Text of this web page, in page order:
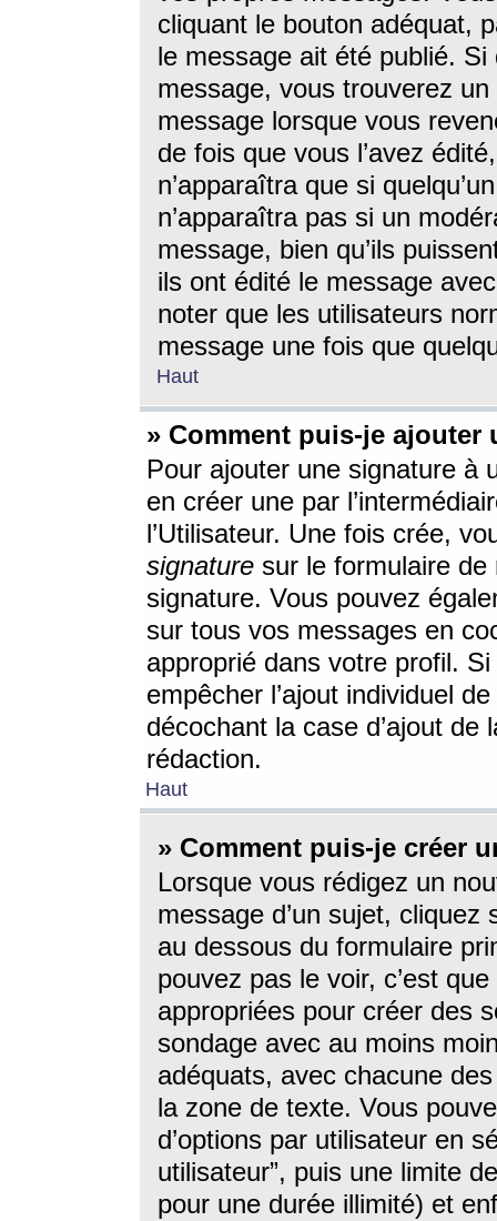
cliquant le bouton adéquat,
le message ait été publié. Si
message, vous trouverez
message lorsque vous
de fois que vous l’avez
n’apparaîtra que si
n’apparaîtra pas si un
message, bien qu’ils
ils ont édité le message
noter que les utilisateurs
message une fois que
Haut
» Comment puis-je ajouter
Pour ajouter une signature à
en créer une par
l’Utilisateur. Une fois crée,
signature sur le formulaire de
signature. Vous pouvez
sur tous vos messages en
approprié dans votre profil.
empêcher l’ajout individuel
décochant la case d’ajout
rédaction.
Haut
» Comment puis-je créer
Lorsque vous rédigez un
message d’un sujet, cliquez
au dessous du formulaire
pouvez pas le voir, c’est
appropriées pour créer des
sondage avec au moins
adéquats, avec chacune
la zone de texte. Vous
d’options par utilisateur en
utilisateur”, puis une limite
pour une durée illimité) et